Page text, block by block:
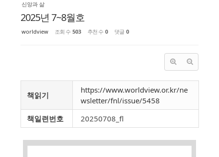
신앙과 삶
2025년 7~8월호
worldview 조회 수 503 추천 수 0 댓글 0
책읽기
https://www.worldview.or.kr/ne
wsletter/fnl/issue/5458
책일련번호
20250708_fl